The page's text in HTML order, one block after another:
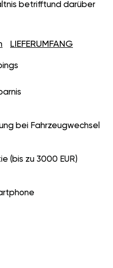
betrifftund darüber
LIEFERUMFANG
bei Fahrzeugwechsel
(bis zu 3000 EUR)